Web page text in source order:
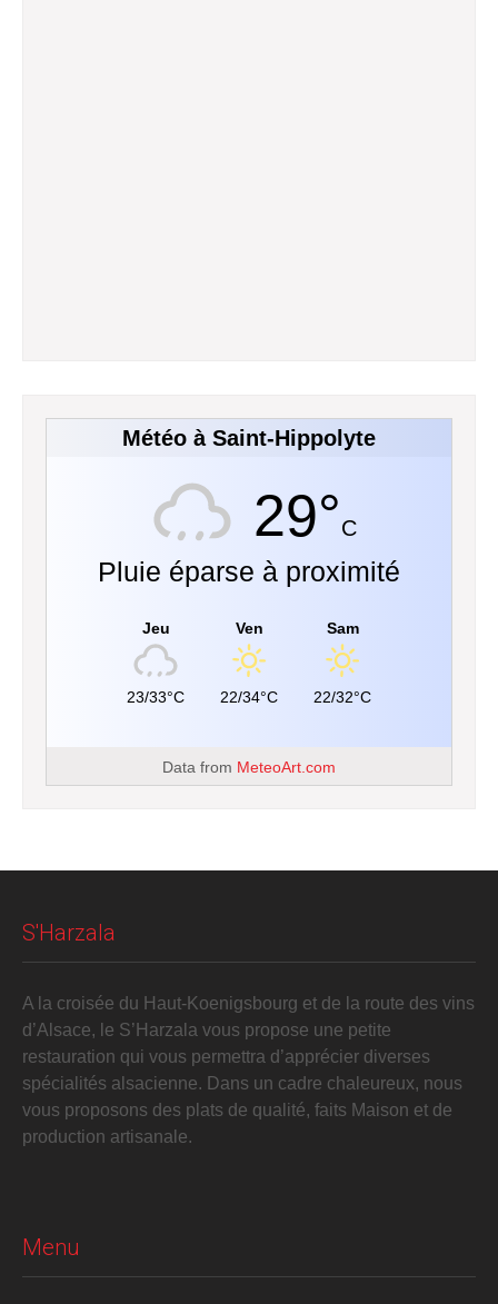
Météo à Saint-Hippolyte
29°C
Pluie éparse à proximité
Jeu
23/33°C
Ven
22/34°C
Sam
22/32°C
Data from MeteoArt.com
S'Harzala
A la croisée du Haut-Koenigsbourg et de la route des vins
d’Alsace, le S’Harzala vous propose une petite
restauration qui vous permettra d’apprécier diverses
spécialités alsacienne. Dans un cadre chaleureux, nous
vous proposons des plats de qualité, faits Maison et de
production artisanale.
Menu